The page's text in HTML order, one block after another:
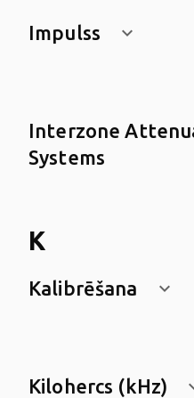
Impulss keyboard_arrow_down
Interzone
Systems
K
Kalibrēšana keyboard_arrow_down
Kilohercs (kHz)